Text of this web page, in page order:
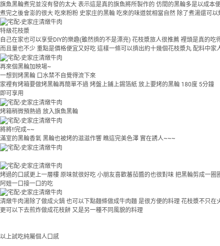
旗魚黑輪煮完並沒有發的太大 表示這是真的旗魚將所製作的 仿間的黑輪多是以成本
煮完之後會澎的很大 吃來粉粉 史家庄的黑輪 吃來的味道就相當自然 除了煮湯還可以
特級花枝漿
自己在家也可以享受DIY的樂趣(雖然擠的不是漂亮) 花枝漿旅人很推薦 裡頭是真的吃
而且量也不少 重點是價格便宜又好吃 這樣一條可以擠出約十幾個花枝漿丸 配料中家
再來個黑輪加映場~
一想到烤黑輪 口水禁不自覺得流下來
家裡有烤箱要做烤黑輪再簡單不過 烤盤上鋪上錫箔紙 放上要烤的黑輪 180度 5分鐘
即可享用
烤箱稍微預熱過 放入旗魚黑輪
將將!!完成~~
滿室的黑輪香氣 黑輪也被烤的滋滋作響 瞧這完美色澤 實在誘人~~~
烤過的口感更上一層樓 原味就很好吃 小朋友喜歡蕃茄醬的也很對味 把黑輪剪成一圈
阿妞一口接一口的吃
清燉牛肉湯除了做成火鍋 也可以下點麵條做成牛肉麵 是很方便的料理 花枝漿不只在
更可以下去煎炸做成花枝餅 又是另一種不同風貌的料理
以上試吃純屬個人口感